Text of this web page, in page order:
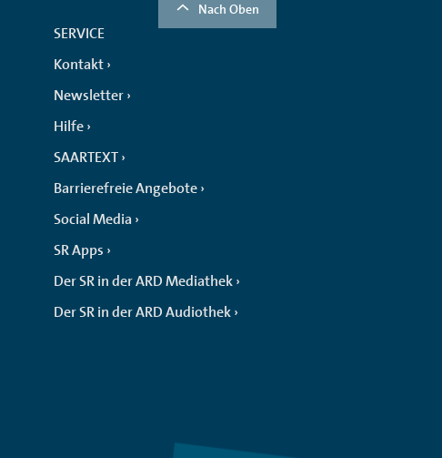
Nach Oben
SERVICE
Kontakt
Newsletter
Hilfe
SAARTEXT
Barrierefreie Angebote
Social Media
SR Apps
Der SR in der ARD Mediathek
Der SR in der ARD Audiothek